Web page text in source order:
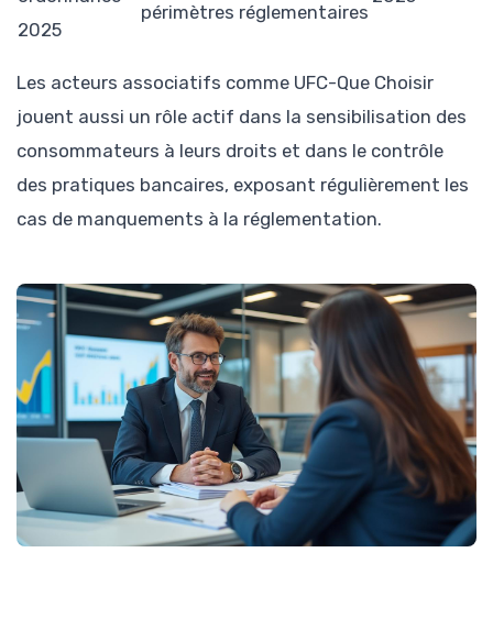
2025
périmètres réglementaires
Les acteurs associatifs comme UFC-Que Choisir
jouent aussi un rôle actif dans la sensibilisation des
consommateurs à leurs droits et dans le contrôle
des pratiques bancaires, exposant régulièrement les
cas de manquements à la réglementation.